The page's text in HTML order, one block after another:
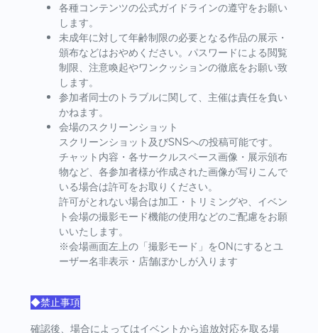
各種コンテンツの公式ガイドラインの遵守をお願い
します。
未成年に対して年齢制限の必要となる作品の展示・
頒布などはおやめください。パスワードによる閲覧
制限、注意喚起やワンクッションの徹底をお願い致
します。
参加者同士のトラブルに関して、主催は責任を負い
かねます。
会場のスクリーンショット
スクリーンショット及びSNSへの投稿可能です。
チャット内容・各サークルスペース画像・展示頒布
物など、各参加者様が作成された画像が写りこんで
いる場合は許可をお取りください。
許可がとれない場合は加工・トリミングや、イベン
ト会場の撮影モード機能の使用などのご配慮をお願
いいたします。
※会場画面左上の「撮影モード」をONにするとユ
ーザー名非表示・店舗ぼかしが入ります
◆禁止事項
確認後、場合によってはイベントから追放対応を取る場